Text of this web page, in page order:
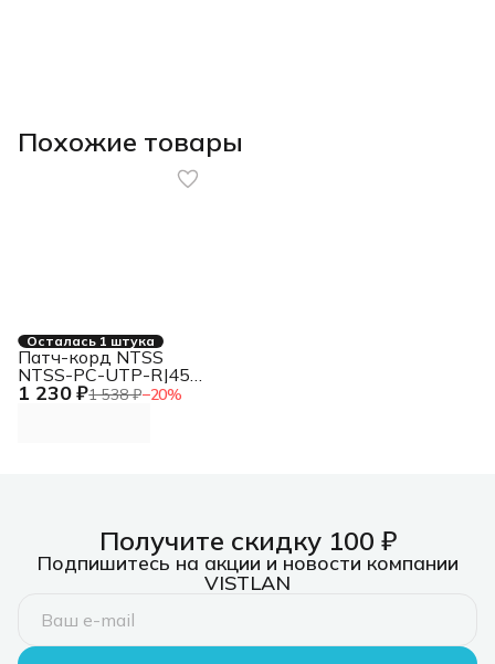
Похожие товары
Осталась 1 штука
1 230 ₽1 538 ₽−20%
Патч-корд NTSS
NTSS-PC-UTP-RJ45-
5e-10.0-LSZH-GN
Получите скидку 100 ₽
Подпишитесь на акции и новости компании
VISTLAN